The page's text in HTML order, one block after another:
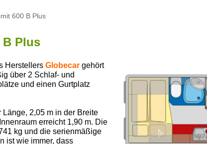
600 B Plus
B Plus
Herstellers Globecargehört
über 2 Schlaf- und
und einen Gurtplatz
2,05 m in der Breite
erreicht 1,90 m. Die
kg und die serienmäßige
ist wie immer, dass